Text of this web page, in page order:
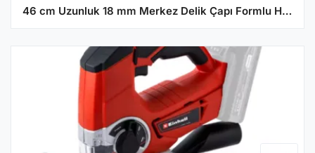
46 cm Uzunluk 18 mm Merkez Delik Çapı Formlu Hafif Tip